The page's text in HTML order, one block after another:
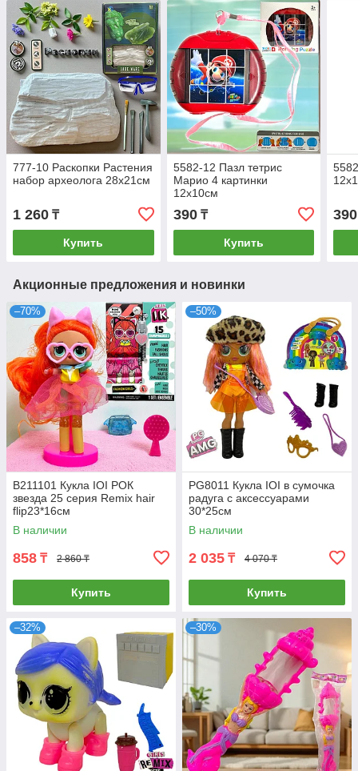
777-10 Раскопки Растения
набор археолога 28х21см
1 260 ₸
Купить
5582-12 Пазл тетрис
Марио 4 картинки
12х10см
390₸
Купить
390
Акционные предложения и новинки
–70%
B211101 Кукла IOI РОК
звезда 25 серия Remix hair
flip23*16см
В наличии
858 ₸ 2 860 ₸
Купить
–50%
PG8011 Кукла IOI в сумочка
радуга с аксессуарами
30*25см
В наличии
2 035 ₸ 4 070 ₸
Купить
–32% –30%